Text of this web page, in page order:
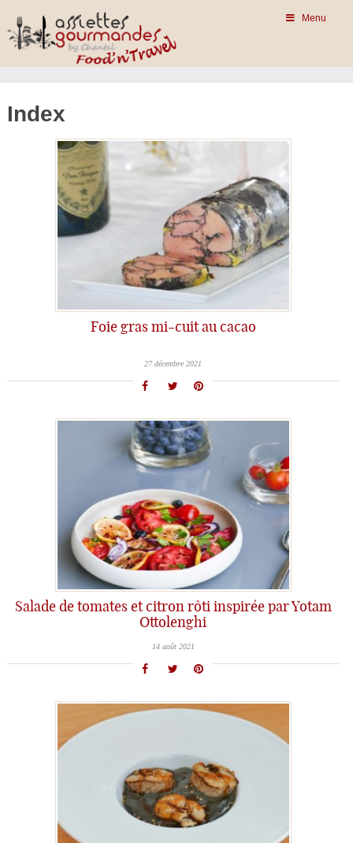
Menu
Index
Foie gras mi-cuit au cacao
27 décembre 2021
Salade de tomates et citron rôti inspirée par Yotam
Ottolenghi
14 août 2021